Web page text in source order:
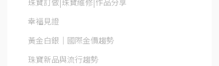
幸福見證
黃金白銀│國際金價趨勢
珠寶新品與流行趨勢